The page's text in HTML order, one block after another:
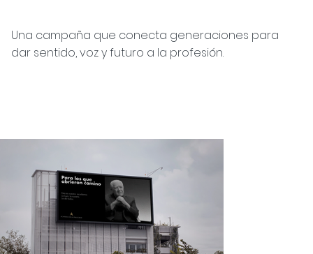
Una campaña que conecta generaciones para
dar sentido, voz y futuro a la profesión.